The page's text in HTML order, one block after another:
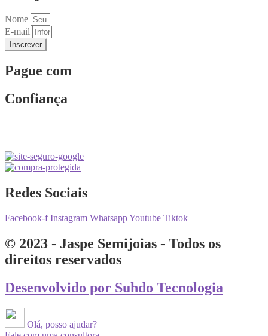
Nome
E-mail
Inscrever
Pague com
Confiança
Redes Sociais
Facebook-f Instagram WhatsappYoutube Tiktok
© 2023 - Jaspe Semijoias - Todos os
direitos reservados
Desenvolvido por Suhdo Tecnologia
Olá, posso ajudar?